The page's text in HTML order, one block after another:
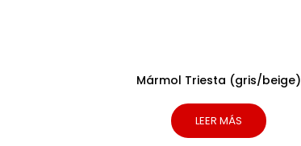
Mármol Triesta (gris/beige)
LEER MÁS